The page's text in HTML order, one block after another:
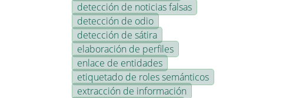
detección de noticias falsas
detección de odio
detección de sátira
elaboración de perfiles
enlace de entidades
etiquetado de roles semánticos
extracción de información